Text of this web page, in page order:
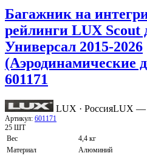
Багажник на
рейлинги LUX Scout
Универсал 2015-2026
(Аэродинамические
601171
LUX · РоссияLUX —
Артикул: 601171
25 ШТ
Вес
4,4 кг
Материал
Алюминий